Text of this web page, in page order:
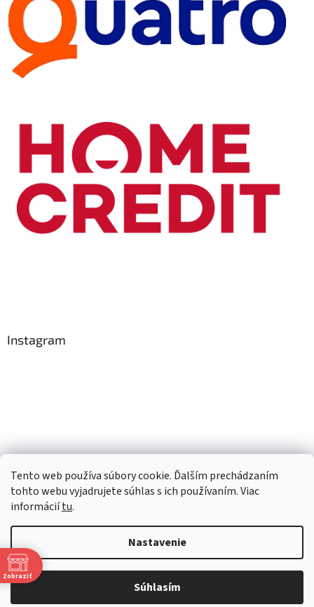
Tento web používa súbory cookie. Ďalším prechádzaním
tohto webu vyjadrujete súhlas s ich používaním. Viac
informáciítu.
Nastavenie
Súhlasím
Instagram
Sledovať na Instagrame
Copyright 2026TopRobot.sk. Všetky práva vyhradené.Upraviť
nastavenie cookies
Zobraziť